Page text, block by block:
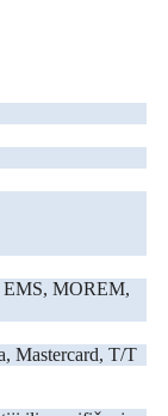
MOREM,
Mastercard, T/T